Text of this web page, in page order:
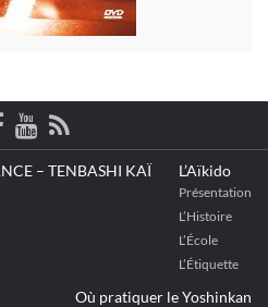
– TENBASHI KAÏ L’Aïkido
Présentation
L’Histoire
L’École
L’Étiquette
Où pratiquer le Yoshinkan